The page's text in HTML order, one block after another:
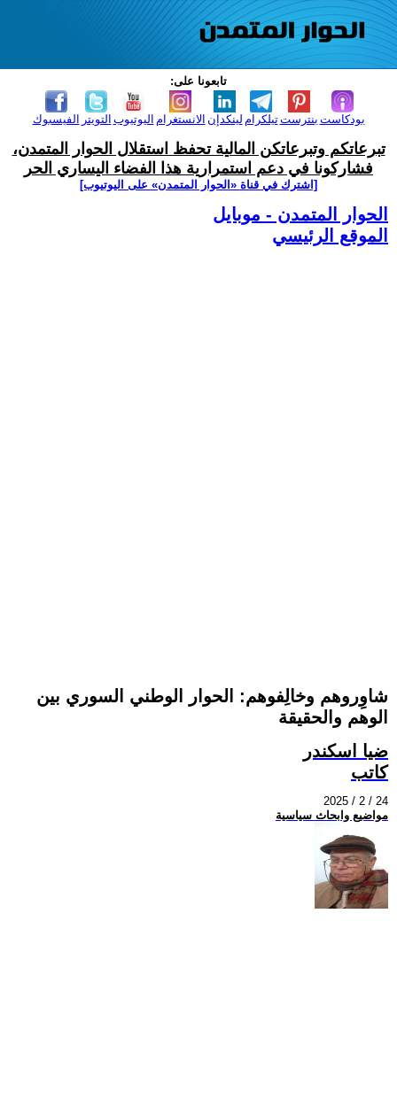
تابعونا على:
الفيسبوك التويتر اليوتيوب الانستغرام لينكدإن تيلكرامبنترست بودكاست
تبرعاتكم وتبرعاتكن المالية تحفظ استقلال الحوار المتمدن،
فشاركونا في دعم استمرارية هذا الفضاء اليساري الحر
[اشترك في قناة ‫«الحوار المتمدن» على اليوتيوب]
الحوار المتمدن - موبايل
الموقع الرئيسي
شاوِروهم وخالِفوهم: الحوار الوطني السوري بين
الوهم والحقيقة
ضيا اسكندر
كاتب
2025 / 2 / 24
مواضيع وابحاث سياسية